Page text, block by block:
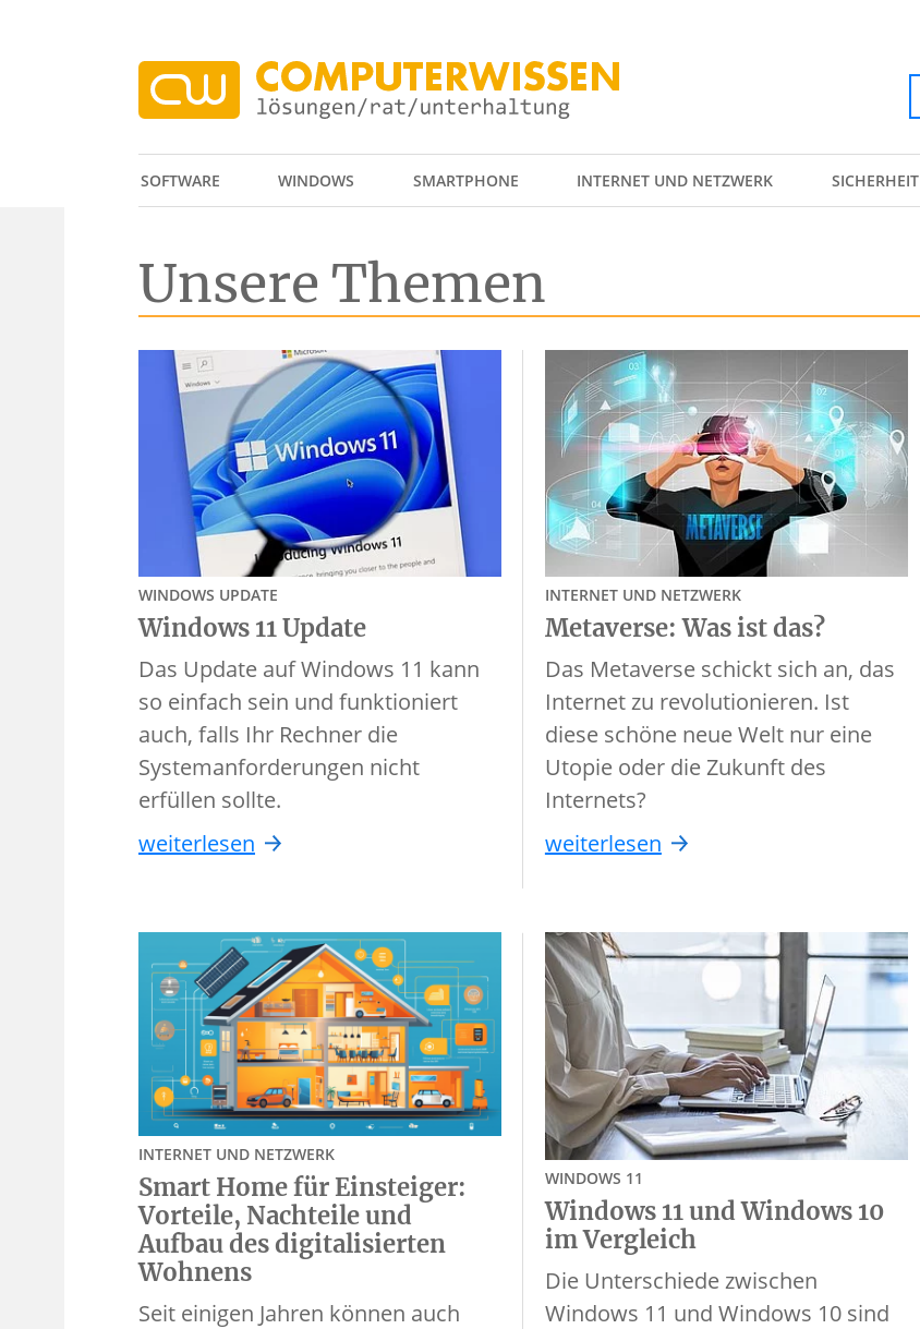
SOFTWARE WINDOWS SMARTPHONE INTERNET UND NETZWERK SICHERHEIT
Unsere Themen
WINDOWS UPDATE
Windows 11 Update
Das Update auf Windows 11 kann
so einfach sein und funktioniert
auch, falls Ihr Rechner die
Systemanforderungen nicht
erfüllen sollte.
weiterlesen
INTERNET UND NETZWERK
Metaverse: Was ist das?
Das Metaverse schickt sich an, das
Internet zu revolutionieren. Ist
diese schöne neue Welt nur eine
Utopie oder die Zukunft des
Internets?
weiterlesen
INTERNET UND NETZWERK
Smart Home für Einsteiger:
Vorteile, Nachteile und
Aufbau des digitalisierten
Wohnens
Seit einigen Jahren können auch
WINDOWS 11
Windows 11 und Windows 10
im Vergleich
Die Unterschiede zwischen
Windows 11 und Windows 10 sind